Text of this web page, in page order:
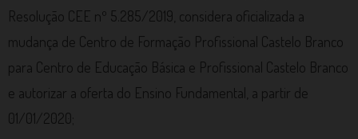
Resolução CEE nº 5.285/2019, considera oficializada a
mudança de Centro de Formação Profissional Castelo Branco
para Centro de Educação Básica e Profissional Castelo Branco
e autorizar a oferta do Ensino Fundamental, a partir de
01/01/2020;